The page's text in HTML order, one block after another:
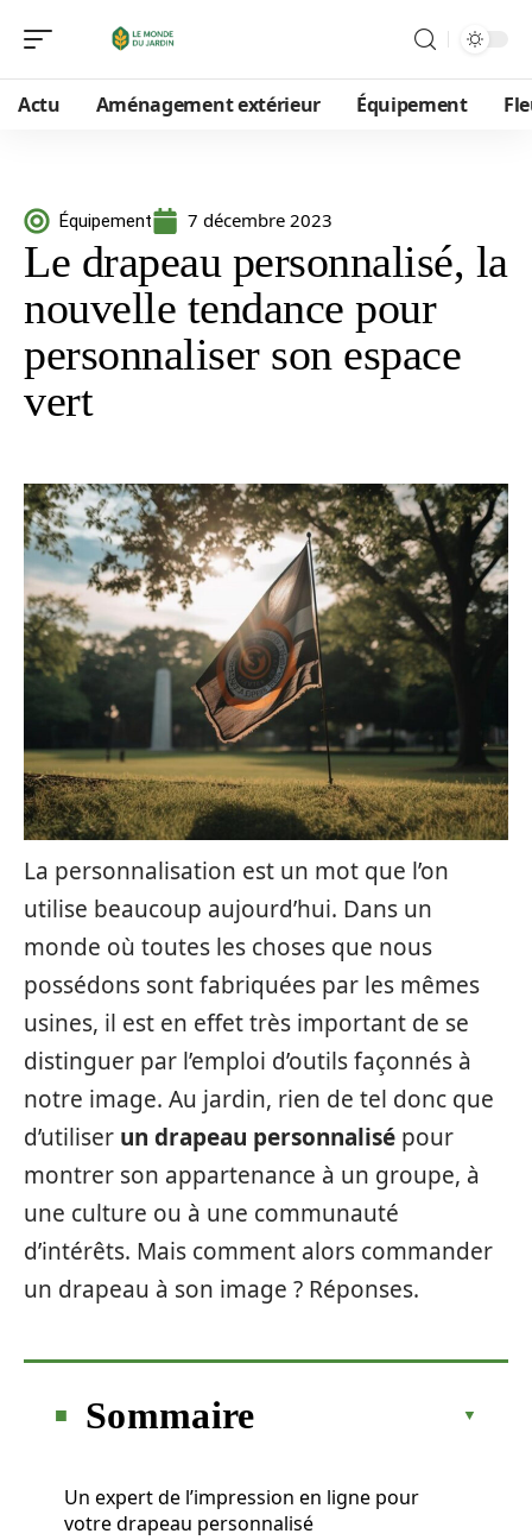
Actu Aménagement extérieur Équipement
Équipement 7 décembre 2023
Le drapeau personnalisé, la
nouvelle tendance pour
personnaliser son espace
vert
La personnalisation est un mot que l’on
utilise beaucoup aujourd’hui. Dans un
monde où toutes les choses que nous
possédons sont fabriquées par les mêmes
usines, il est en effet très important de se
distinguer par l’emploi d’outils façonnés à
notre image. Au jardin, rien de tel donc que
d’utiliser un drapeau personnalisé pour
montrer son appartenance à un groupe, à
une culture ou à une communauté
d’intérêts. Mais comment alors commander
un drapeau à son image ? Réponses.
Sommaire
Un expert de l’impression en ligne pour
votre drapeau personnalisé